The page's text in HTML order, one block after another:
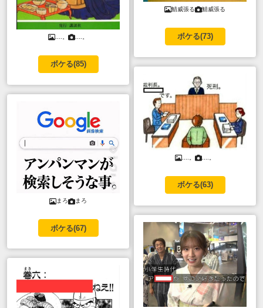
ボケる(85)
まろ まろ
ボケる(67)
鯖威張る 鯖威張る
ボケる(73)
ボケる(63)